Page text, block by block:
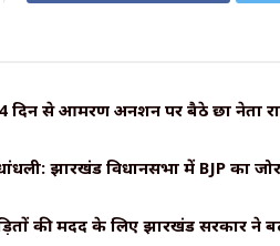
दिन से आमरण अनशन पर बैठे छात्र नेता
झारखंड विधानसभा में BJP का
की मदद के लिए झारखंड सरकार ने